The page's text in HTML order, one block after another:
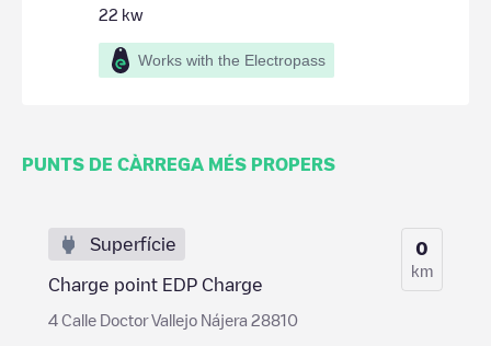
22 kw
Works with the Electropass
PUNTS DE CÀRREGA MÉS PROPERS
Superfície
Charge point EDP Charge
4 Calle Doctor Vallejo Nájera 28810
0
km